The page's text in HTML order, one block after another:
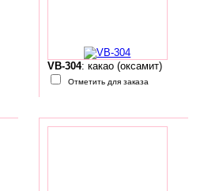
VB-304: какао (оксамит)
Отметить для заказа